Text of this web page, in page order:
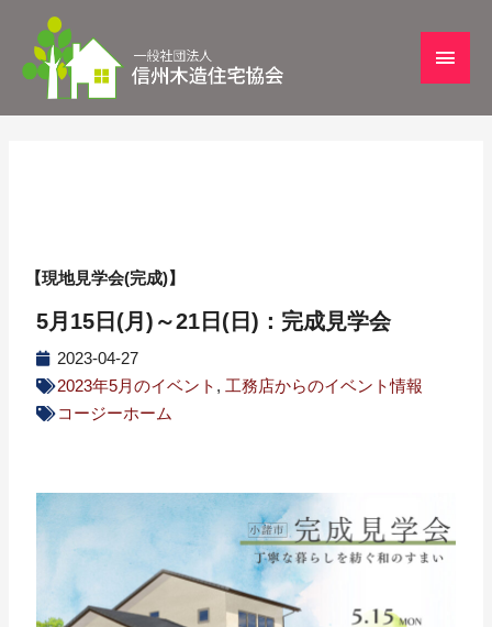
【現地見学会(完成)】
5月15日(月)～21日(日)：完成見学会
2023-04-27
2023年5月のイベント , 工務店からのイベント情報
コージーホーム